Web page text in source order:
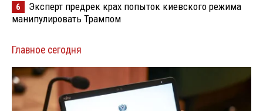
6
Эксперт предрек крах попыток киевского режима
манипулировать Трампом
Главное сегодня